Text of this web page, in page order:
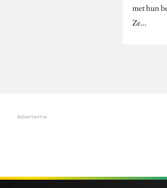
met hun
Ze…
Advertentie